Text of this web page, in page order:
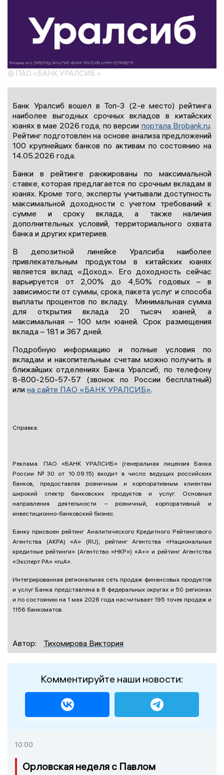
© ПАО «БАНК УРАЛСИБ »
Банк Уралсиб вошел в Топ-3 (2-е место) рейтинга
наиболее выгодных срочных вкладов в китайских
юанях в мае 2026 года, по версии портала Brobank.ru.
Рейтинг подготовлен на основе анализа предложений
100 крупнейших банков по активам по состоянию на
14.05.2026 года.
Банки в рейтинге ранжированы по максимальной
ставке, которая предлагается по срочным вкладам в
юанях. Кроме того, эксперты учитывали доступность
максимальной доходности с учетом требований к
сумме и сроку вклада, а также наличия
дополнительных условий, территориального охвата
банка и других критериев.
В депозитной линейке Уралсиба наиболее
привлекательным продуктом в китайских юанях
является вклад «Доход». Его доходность сейчас
варьируется от 2,00% до 4,50% годовых – в
зависимости от суммы, срока, пакета услуг и способа
выплаты процентов по вкладу. Минимальная сумма
для открытия вклада 20 тысяч юаней, а
максимальная – 100 млн юаней. Срок размещения
вклада – 181 и 367 дней.
Подробную информацию и полные условия по
вкладам и накопительным счетам можно получить в
ближайших отделениях Банка Уралсиб, по телефону
8-800-250-57-57 (звонок по России бесплатный)
или на сайте ПАО «БАНК УРАЛСИБ».
Справка:
Реклама. ПАО «БАНК УРАЛСИБ» (генеральная лицензия Банка
России №30 от 10.09.15) входит в число ведущих российских
банков, предоставляя розничным и корпоративным клиентам
широкий спектр банковских продуктов и услуг. Основные
направления деятельности – розничный, корпоративный и
инвестиционно-банковский бизнес.
Банку присвоен рейтинг Аналитического Кредитного Рейтингового
Агентства (АКРА) «А» (RU), рейтинг Агентства «Национальные
кредитные рейтинги» (Агентство «НКР») «А+» и рейтинг Агентства
«Эксперт РА» «ruА».
Интегрированная региональная сеть продаж финансовых продуктов
и услуг Банка представлена в 8 федеральных округах и 50 регионах
и по состоянию на 1 мая 2026 года насчитывает 195 точек продаж и
1156 банкоматов.
Автор: Тихомирова Виктория
Комментируйте наши новости:
10:00
Орловская неделя с Павлом